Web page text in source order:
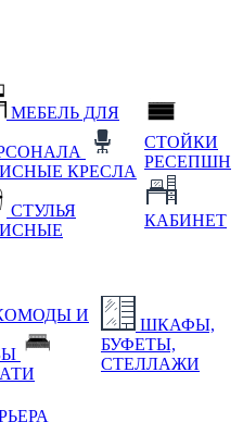
МЕБЕЛЬ ДЛЯ
КРЕСЛА
СТУЛЬЯ
СТОЙКИ
РЕСЕПШН
КАБИНЕТ
И
ШКАФЫ,
БУФЕТЫ,
СТЕЛЛАЖИ